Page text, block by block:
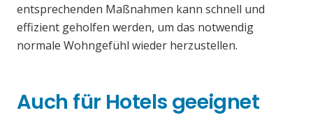
entsprechenden Maßnahmen kann schnell und
effizient geholfen werden, um das notwendig
normale Wohngefühl wieder herzustellen.
Auch für Hotels geeignet